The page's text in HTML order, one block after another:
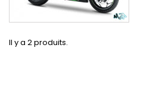
Il y a 2 produits.